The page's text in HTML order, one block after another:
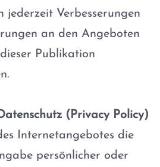
jederzeit Verbesserungen
an den Angeboten
Publikation
(Privacy Policy)
Internetangebotes die
persönlicher oder